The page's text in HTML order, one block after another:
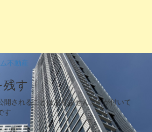
不動産
す
開されることはありません。*が付いて
す